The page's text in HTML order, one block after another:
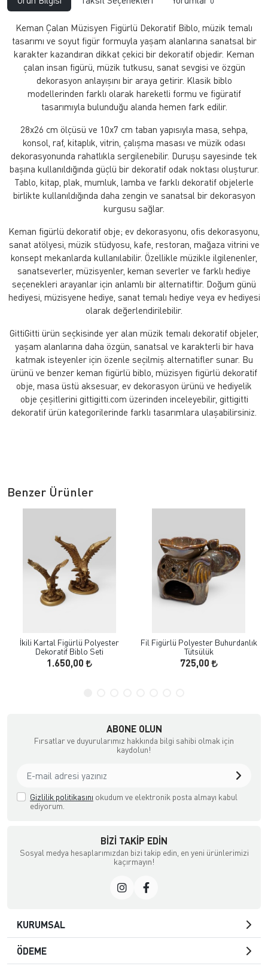
Keman Çalan Müzisyen Figürlü Dekoratif Biblo, müzik temalı
tasarımı ve soyut figür formuyla yaşam alanlarına sanatsal bir
karakter kazandıran dikkat çekici bir dekoratif objedir. Keman
çalan insan figürü, müzik tutkusu, sanat sevgisi ve özgün
dekorasyon anlayışını bir araya getirir. Klasik biblo
modellerinden farklı olarak hareketli formu ve figüratif
tasarımıyla bulunduğu alanda hemen fark edilir.
28x26 cm ölçüsü ve 10x7 cm taban yapısıyla masa, sehpa,
konsol, raf, kitaplık, vitrin, çalışma masası ve müzik odası
dekorasyonunda rahatlıkla sergilenebilir. Duruşu sayesinde tek
başına kullanıldığında güçlü bir dekoratif odak noktası oluşturur.
Tablo, kitap, plak, mumluk, lamba ve farklı dekoratif objelerle
birlikte kullanıldığında daha zengin ve sanatsal bir dekorasyon
kurgusu sağlar.
Keman figürlü dekoratif obje; ev dekorasyonu, ofis dekorasyonu,
sanat atölyesi, müzik stüdyosu, kafe, restoran, mağaza vitrini ve
konsept mekanlarda kullanılabilir. Özellikle müzikle ilgilenenler,
sanatseverler, müzisyenler, keman severler ve farklı hediye
seçenekleri arayanlar için anlamlı bir alternatiftir. Doğum günü
hediyesi, müzisyene hediye, sanat temalı hediye veya ev hediyesi
olarak değerlendirilebilir.
GittiGitti ürün seçkisinde yer alan müzik temalı dekoratif objeler,
yaşam alanlarına daha özgün, sanatsal ve karakterli bir hava
katmak isteyenler için özenle seçilmiş alternatifler sunar. Bu
ürünü ve benzer keman figürlü biblo, müzisyen figürlü dekoratif
obje, masa üstü aksesuar, ev dekorasyon ürünü ve hediyelik
obje çeşitlerini gittigitti.com üzerinden inceleyebilir, gittigitti
dekoratif ürün kategorilerinde farklı tasarımlara ulaşabilirsiniz.
Benzer Ürünler
İkili Kartal Figürlü Polyester
Dekoratif Biblo Seti
1.650,00
Fil Figürlü Polyester Buhurdanlık
Tütsülük
725,00
ABONE OLUN
Fırsatlar ve duyurularımız hakkında bilgi sahibi olmak için
kaydolun!
Gizlilik politikasını okudum ve elektronik posta almayı kabul
ediyorum.
BIZI TAKIP EDIN
Sosyal medya hesaplarımızdan bizi takip edin, en yeni ürünlerimizi
kaçırmayın!
KURUMSAL
ÖDEME